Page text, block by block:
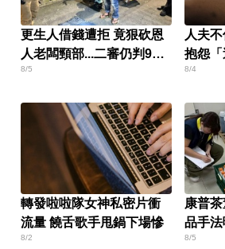
更生人借錢遭拒 竟狠砍恩
人老闆頸部...二審仍判9年
半
8/5
人夫
抱怨
萬
8/4
轉發啦啦隊女神私密片衝
流量 饒舌歌手甩鍋下場慘
8/2
康普
品手
裡的良
8/5